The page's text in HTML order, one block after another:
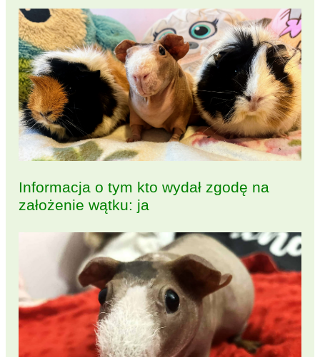
Informacja o tym kto wydał zgodę na
założenie wątku: ja